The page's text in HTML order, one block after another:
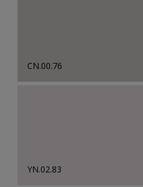
CN.00.76
YN.02.83